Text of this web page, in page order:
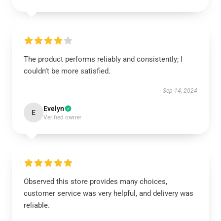
The product performs reliably and consistently; I
couldn’t be more satisfied.
Sep 14, 2024
E Evelyn
Verified owner
Observed this store provides many choices,
customer service was very helpful, and delivery was
reliable.